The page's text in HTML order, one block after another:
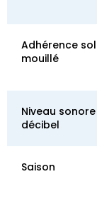
Adhérence sol
mouillé
Niveau
décibel
Saison